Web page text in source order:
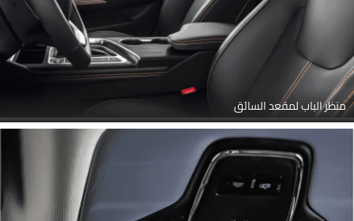
منظر الباب لمقعد السائق